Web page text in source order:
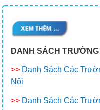
DANH SÁCH TRƯỜNG
>> Danh Sách Các
Nội
>> Danh Sách Các